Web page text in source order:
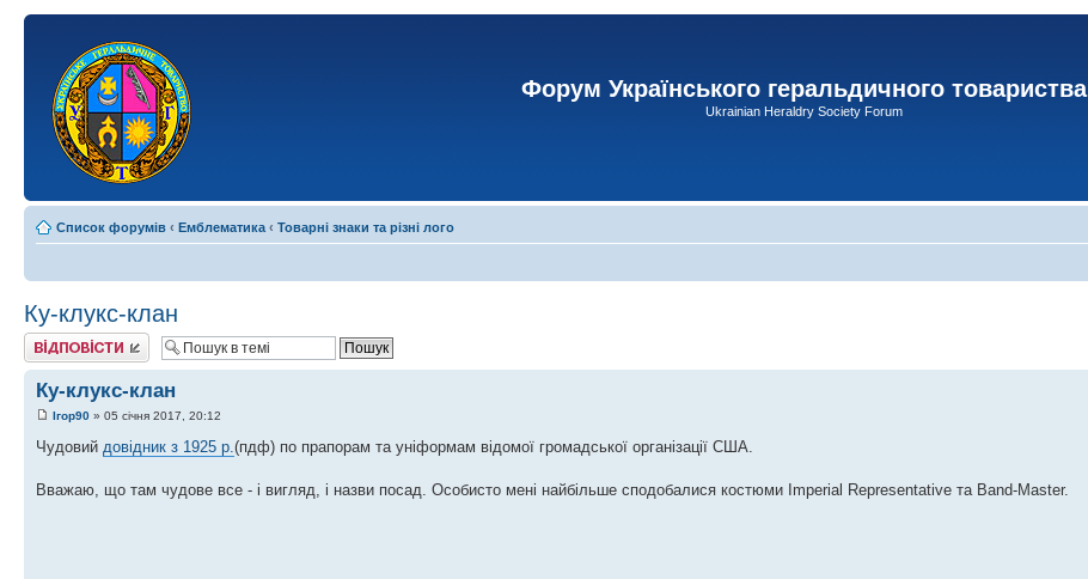
Форум Українського геральдичного товариства
Ukrainian Heraldry Society Forum
Список форумів ‹ Емблематика ‹ Товарні знаки та різні лого
Ку-клукс-клан
Відповісти
Ку-клукс-клан
Ігор90 » 05 січня 2017, 20:12
Чудовий довідник з 1925 р.(пдф) по прапорам та уніформам відомої громадської організації США.
Вважаю, що там чудове все - і вигляд, і назви посад. Особисто мені найбільше сподобалися костюми Imperial Representative та Band-Master.